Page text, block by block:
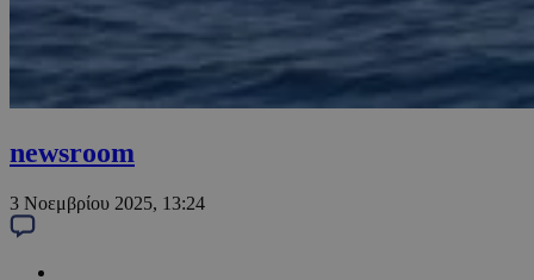
newsroom
3 Νοεμβρίου 2025, 13:24